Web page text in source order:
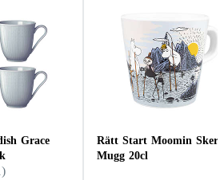
Grace
)
Rätt Start Moomin
Mugg 20cl